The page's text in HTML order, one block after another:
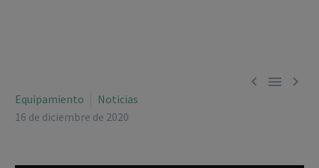
  
Equipamiento
Noticias
16 de diciembre de 2020